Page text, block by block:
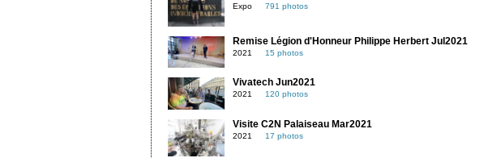
Expo 791 photos
Remise Légion d'Honneur Philippe Herbert Jul2021
2021 15 photos
Vivatech Jun2021
2021 120 photos
Visite C2N Palaiseau Mar2021
2021 17 photos